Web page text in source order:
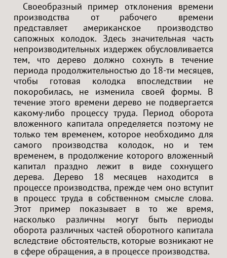
Своеобразный пример отклонения времени
производства от рабочего времени
представляет американское производство
сапожных колодок. Здесь значительная часть
непроизводительных издержек обусловливается
тем, что дерево должно сохнуть в течение
периода продолжительностью до 18-ти месяцев,
чтобы готовая колодка впоследствии не
покоробилась, не изменила своей формы. В
течение этого времени дерево не подвергается
какому-либо процессу труда. Период оборота
вложенного капитала определяется поэтому не
только тем временем, которое необходимо для
самого производства колодок, но и тем
временем, в продолжение которого вложенный
капитал праздно лежит в виде сохнущего
дерева. Дерево 18 месяцев находится в
процессе производства, прежде чем оно вступит
в процесс труда в собственном смысле слова.
Этот пример показывает в то же время,
насколько различны могут быть периоды
оборота различных частей оборотного капитала
вследствие обстоятельств, которые возникают не
в сфере обращения, а в процессе производства.